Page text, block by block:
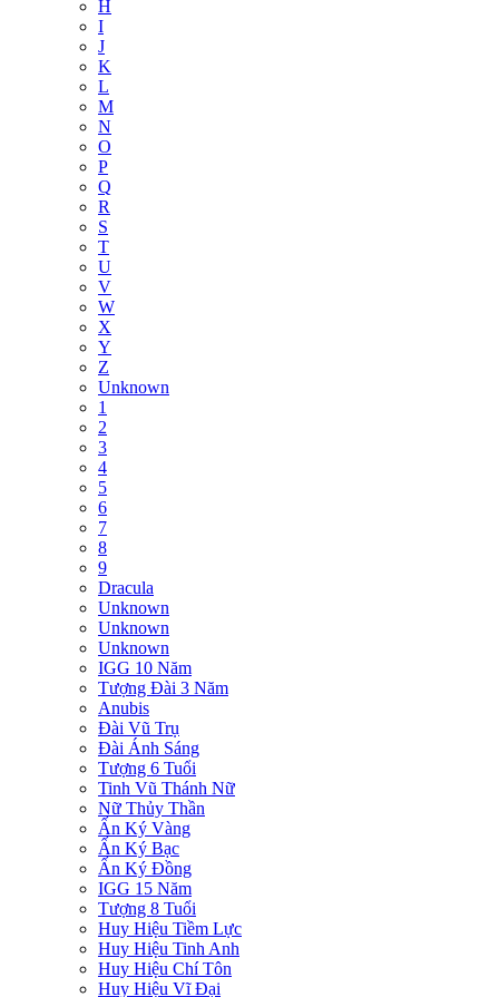
H
I
J
K
L
M
N
O
P
Q
R
S
T
U
V
W
X
Y
Z
Unknown
1
2
3
4
5
6
7
8
9
Dracula
Unknown
Unknown
Unknown
IGG 10 Năm
Tượng Đài 3 Năm
Anubis
Đài Vũ Trụ
Đài Ánh Sáng
Tượng 6 Tuổi
Tinh Vũ Thánh Nữ
Nữ Thủy Thần
Ấn Ký Vàng
Ấn Ký Bạc
Ấn Ký Đồng
IGG 15 Năm
Tượng 8 Tuổi
Huy Hiệu Tiềm Lực
Huy Hiệu Tinh Anh
Huy Hiệu Chí Tôn
Huy Hiệu Vĩ Đại